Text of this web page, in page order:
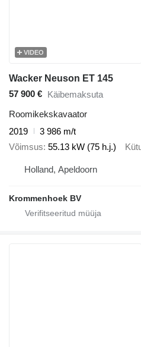
VIDEO
Wacker Neuson ET 145
57 900 € Käibemaksuta
Roomikekskavaator
2019
3 986 m/t
Võimsus 55.13 kW (75 h.j.)
Holland, Apeldoorn
Krommenhoek BV